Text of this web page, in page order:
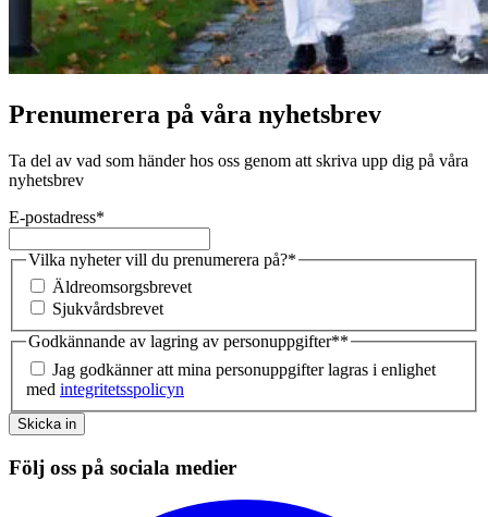
Prenumerera på våra nyhetsbrev
Ta del av vad som händer hos oss genom att skriva upp dig på våra
nyhetsbrev
E-postadress*
Vilka nyheter vill du prenumerera på?*
Äldreomsorgsbrevet
Sjukvårdsbrevet
Godkännande av lagring av personuppgifter**
Jag godkänner att mina personuppgifter lagras i enlighet
med integritetsspolicyn
Skicka in
Följ oss på sociala medier